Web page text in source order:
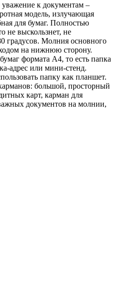
к документам –
модель, излучающая
для бумаг. Полностью
не выскользнет, не
градусов. Молния основного
на нижнюю сторону.
формата А4, то есть папка
адрес или мини-стенд.
папку как планшет.
большой, просторный
карт, карман для
документов на молнии,